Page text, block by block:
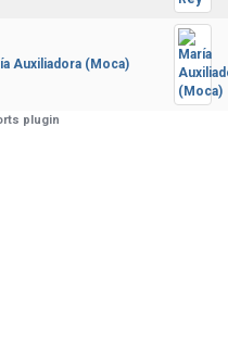
Auxiliadora (Moca)
plugin